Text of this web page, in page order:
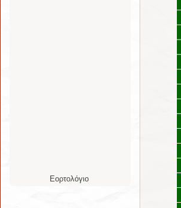
Εορτολόγιο